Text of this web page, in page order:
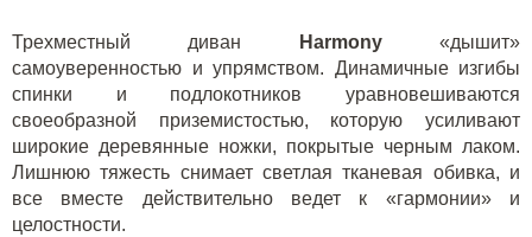
Трехместный диван Harmony«дышит»
самоуверенностью и упрямством. Динамичные изгибы
спинки и подлокотников уравновешиваются
своеобразной приземистостью, которую усиливают
широкие деревянные ножки, покрытые черным лаком.
Лишнюю тяжесть снимает светлая тканевая обивка, и
все вместе действительно ведет к «гармонии» и
целостности.